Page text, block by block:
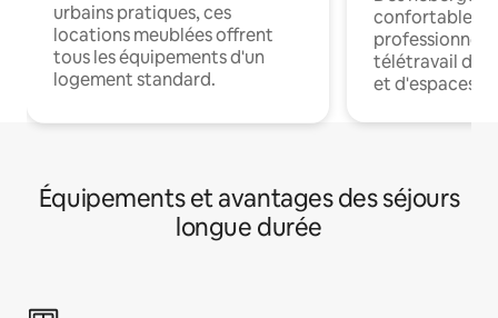
urbains pratiques, ces
locations meublées offrent
tous les équipements d'un
logement standard.
confortables
professionnels
télétravail
et d'espaces
Équipements et avantages des séjours
longue durée